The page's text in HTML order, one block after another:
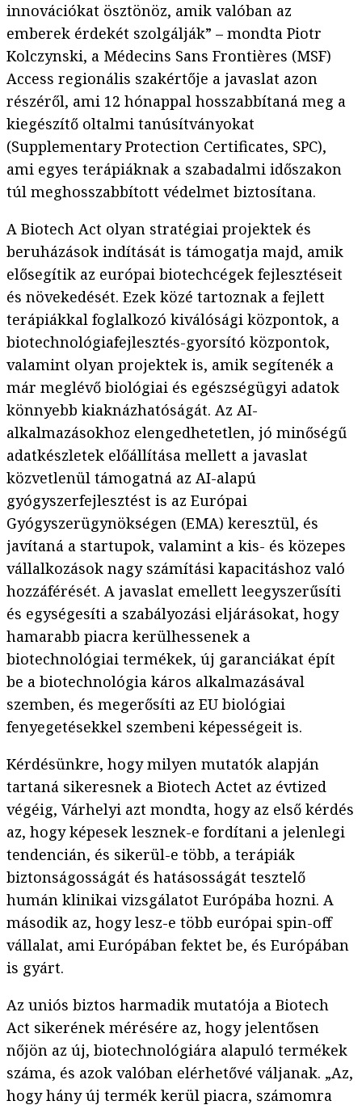
innovációkat ösztönöz, amik valóban az
emberek érdekét szolgálják” – mondta Piotr
Kolczynski, a Médecins Sans Frontières (MSF)
Access regionális szakértője a javaslat azon
részéről, ami 12 hónappal hosszabbítaná meg a
kiegészítő oltalmi tanúsítványokat
(Supplementary Protection Certificates, SPC),
ami egyes terápiáknak a szabadalmi időszakon
túl meghosszabbított védelmet biztosítana.
A Biotech Act olyan stratégiai projektek és
beruházások indítását is támogatja majd, amik
elősegítik az európai biotechcégek fejlesztéseit
és növekedését. Ezek közé tartoznak a fejlett
terápiákkal foglalkozó kiválósági központok, a
biotechnológiafejlesztés-gyorsító központok,
valamint olyan projektek is, amik segítenék a
már meglévő biológiai és egészségügyi adatok
könnyebb kiaknázhatóságát. Az AI-
alkalmazásokhoz elengedhetetlen, jó minőségű
adatkészletek előállítása mellett a javaslat
közvetlenül támogatná az AI-alapú
gyógyszerfejlesztést is az Európai
Gyógyszerügynökségen (EMA) keresztül, és
javítaná a startupok, valamint a kis- és közepes
vállalkozások nagy számítási kapacitáshoz való
hozzáférését. A javaslat emellett leegyszerűsíti
és egységesíti a szabályozási eljárásokat, hogy
hamarabb piacra kerülhessenek a
biotechnológiai termékek, új garanciákat épít
be a biotechnológia káros alkalmazásával
szemben, és megerősíti az EU biológiai
fenyegetésekkel szembeni képességeit is.
Kérdésünkre, hogy milyen mutatók alapján
tartaná sikeresnek a Biotech Actet az évtized
végéig, Várhelyi azt mondta, hogy az első kérdés
az, hogy képesek lesznek-e fordítani a jelenlegi
tendencián, és sikerül-e több, a terápiák
biztonságosságát és hatásosságát tesztelő
humán klinikai vizsgálatot Európába hozni. A
második az, hogy lesz-e több európai spin-off
vállalat, ami Európában fektet be, és Európában
is gyárt.
Az uniós biztos harmadik mutatója a Biotech
Act sikerének mérésére az, hogy jelentősen
nőjön az új, biotechnológiára alapuló termékek
száma, és azok valóban elérhetővé váljanak. „Az,
hogy hány új termék kerül piacra, számomra